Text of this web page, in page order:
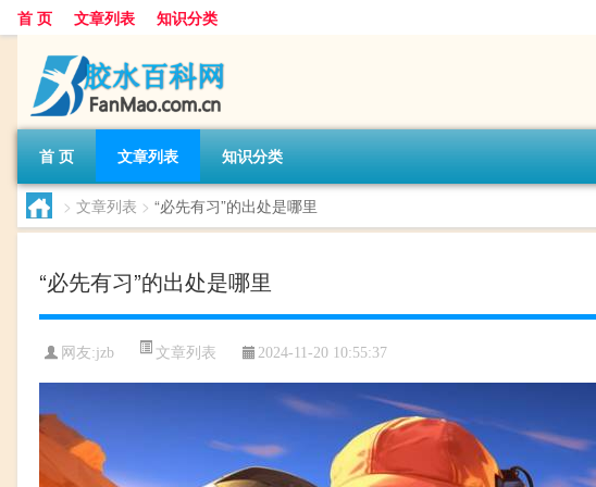
首 页 文章列表 知识分类
首 页 文章列表 知识分类
> 文章列表 > “必先有习”的出处是哪里
“必先有习”的出处是哪里
网友:jzb 文章列表 2024-11-20 10:55:37